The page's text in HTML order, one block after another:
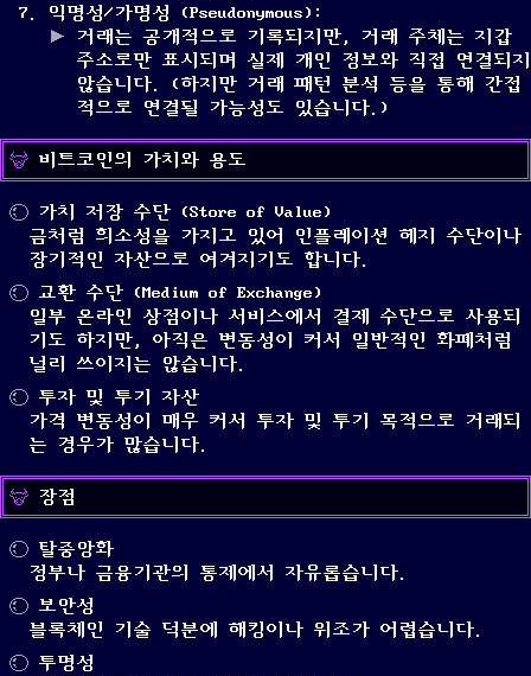
익명성/가명성 (Pseudonymous):
거래는 공개적으로 기록되지만, 거래 주체는 지갑
주소로만 표시되며 실제 개인 정보와 직접 연결되지
않습니다. (하지만 거래 패턴 분석 등을 통해 간접
적으로 연결될 가능성도 있습니다.)
비트코인의 가치와 용도
가치 저장 수단 (Store of Value)
금처럼 희소성을 가지고 있어 인플레이션 헤지 수단이나
장기적인 자산으로 여겨지기도 합니다.
교환 수단 (Medium of Exchange)
일부 온라인 상점이나 서비스에서 결제 수단으로 사용되
기도 하지만, 아직은 변동성이 커서 일반적인 화폐처럼
널리 쓰이지는 않습니다.
투자 및 투기 자산
가격 변동성이 매우 커서 투자 및 투기 목적으로 거래되
는 경우가 많습니다.
장점
탈중앙화
정부나 금융기관의 통제에서 자유롭습니다.
보안성
블록체인 기술 덕분에 해킹이나 위조가 어렵습니다.
투명성